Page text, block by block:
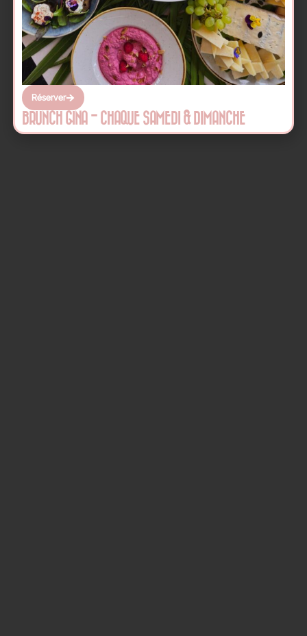
Réserver
BRUNCH GINA - CHAQUE SAMEDI & DIMANCHE